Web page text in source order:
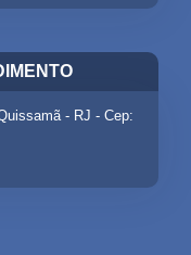
- RJ - Cep: